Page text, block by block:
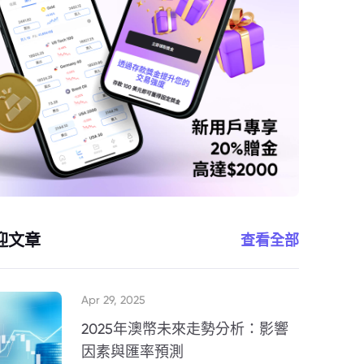
文章 查看全部
Apr 29, 2025
2025年澳幣未來走勢分析：影響
因素與匯率預測